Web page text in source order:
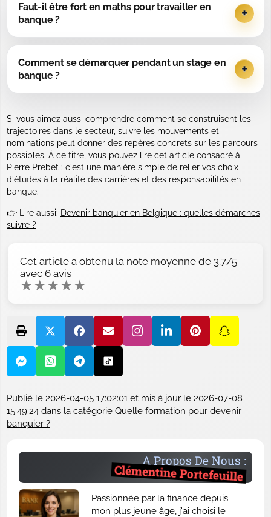
Faut-il être fort en maths pour travailler en
banque ?
Comment se démarquer pendant un stage en
banque ?
Si vous aimez aussi comprendre comment se construisent les
trajectoires dans le secteur, suivre les mouvements et
nominations peut donner des repères concrets sur les parcours
possibles. À ce titre, vous pouvez lire cet article consacré à
Pierre Prebet : c'est une manière simple de relier vos choix
d'études à la réalité des carrières et des responsabilités en
banque.
👉 Lire aussi: Devenir banquier en Belgique : quelles démarches
suivre ?
Cet article a obtenu la note moyenne de 3.7/5
avec 6 avis
★★★★★
Publié le 2026-04-05 17:02:01 et mis à jour le 2026-07-08
15:49:24 dans la catégorie Quelle formation pour devenir
banquier ?
A Propos De Nous :
Clémentine Portefeuille
Passionnée par la finance depuis
mon plus jeune âge, j'ai choisi le